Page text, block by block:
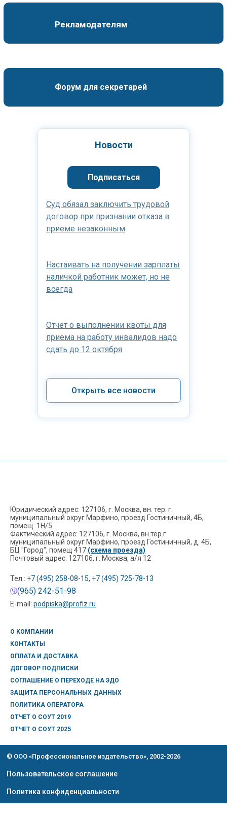
Рекламодателям
Форум для секретарей
Новости
Подписаться
Суд обязал заключить трудовой
договор при признании отказа в
приеме незаконным
Настаивать на получении зарплаты
наличкой работник может, но не
всегда
Отчет о выполнении квоты для
приема на работу инвалидов надо
сдать до 12 октября
Открыть все новости
Юридический адрес: 127106, г. Москва, вн. тер. г.
муниципальный округ Марфино, проезд Гостиничный, 4Б,
помещ. 1Н/5
Фактический адрес: 127106, г. Москва, вн.тер.г.
муниципальный округ Марфино, проезд Гостиничный, д. 4Б,
БЦ "Город", помещ 417 (схема проезда)
Почтовый адрес: 127106, г. Москва, а/я 12
Тел.: +7 (495) 258-08-15, +7 (495) 725-78-13
(965) 242-51-98
E-mail: podpiska@profiz.ru
О КОМПАНИИ
КОНТАКТЫ
ОПЛАТА И ДОСТАВКА
ДОГОВОР ПОДПИСКИ
СОГЛАШЕНИЕ О ПЕРЕХОДЕ НА ЭДО
ЗАЩИТА ПЕРСОНАЛЬНЫХ ДАННЫХ
ПОЛИТИКА ОПЕРАТОРА
ОТЧЕТ О СОУТ 2019
ОТЧЕТ О СОУТ 2025
© ООО «Профессиональное издательство», 2002-2026
Пользовательское соглашение
Политика конфиденциальности